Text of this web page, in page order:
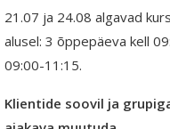
21.07 ja 24.08 algavad
alusel: 3 õppepäeva kell
09:00-11:15.
Klientide soovil ja